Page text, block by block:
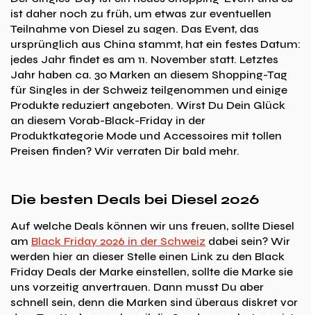
ist daher noch zu früh, um etwas zur eventuellen
Teilnahme von Diesel zu sagen. Das Event, das
ursprünglich aus China stammt, hat ein festes Datum:
jedes Jahr findet es am 11. November statt. Letztes
Jahr haben ca. 30 Marken an diesem Shopping-Tag
für Singles in der Schweiz teilgenommen und einige
Produkte reduziert angeboten. Wirst Du Dein Glück
an diesem Vorab-Black-Friday in der
Produktkategorie Mode und Accessoires mit tollen
Preisen finden? Wir verraten Dir bald mehr.
Die besten Deals bei Diesel 2026
Auf welche Deals können wir uns freuen, sollte Diesel
am Black Friday 2026 in der Schweiz dabei sein? Wir
werden hier an dieser Stelle einen Link zu den Black
Friday Deals der Marke einstellen, sollte die Marke sie
uns vorzeitig anvertrauen. Dann musst Du aber
schnell sein, denn die Marken sind überaus diskret vor